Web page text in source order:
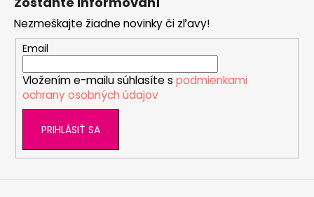
Nezmeškajte žiadne novinky či zľavy!
Email
Vložením e-mailu súhlasíte s podmienkami
ochrany osobných údajov
PRIHLÁSIŤ SA